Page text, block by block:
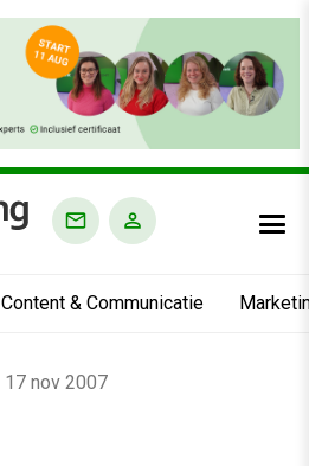
Content & Communicatie
17 nov 2007